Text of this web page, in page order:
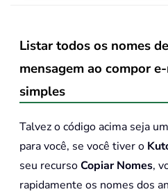
Listar todos os nomes
mensagem ao compor
simples
Talvez o código acima seja
para você, se você tiver o
seu recursoCopiar Nomes,
rapidamente os nomes dos